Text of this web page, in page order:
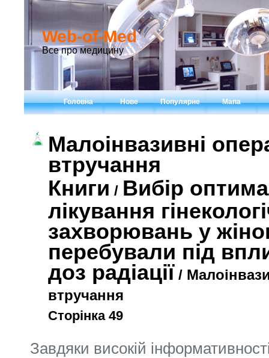
Web-of-Med
Все про медицину
Головна Нове Популярне Мапа
Малоінвазивні
втручання
Книги / Вибір
лікування
захворювань у
перебували під
доз радіації /
втручання
Сторінка 49
Завдяки високій